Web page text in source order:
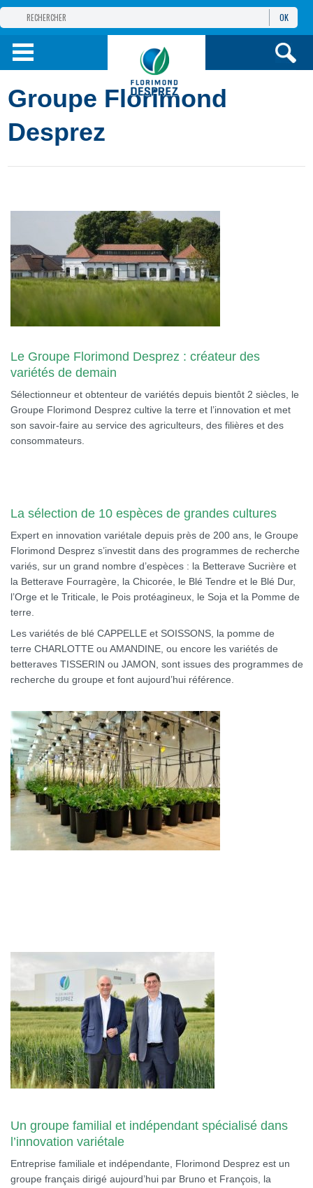
GROUPE
PRODUITS
INFOSET SERVICES
OK
Groupe Florimond
Desprez
Le Groupe Florimond Desprez : créateur des
variétés de demain
Sélectionneur et obtenteur de variétés depuis bientôt 2 siècles, le
Groupe Florimond Desprez cultive la terre et l’innovation et met
son savoir-faire au service des agriculteurs, des filières et des
consommateurs.
La sélection de 10 espèces de grandes cultures
Expert en innovation variétale depuis près de 200 ans, le Groupe
Florimond Desprez s’investit dans des programmes de recherche
variés, sur un grand nombre d’espèces : la Betterave Sucrière et
la Betterave Fourragère, la Chicorée, le Blé Tendre et le Blé Dur,
l’Orge et le Triticale, le Pois protéagineux, le Soja et la Pomme de
terre.
Les variétés de blé CAPPELLE et SOISSONS, la pomme de
terre CHARLOTTE ou AMANDINE, ou encore les variétés de
betteraves TISSERIN ou JAMON, sont issues des programmes de
recherche du groupe et font aujourd’hui référence.
Un groupe familial et indépendant spécialisé dans
l’innovation variétale
Entreprise familiale et indépendante, Florimond Desprez est un
groupe français dirigé aujourd’hui par Bruno et François, la